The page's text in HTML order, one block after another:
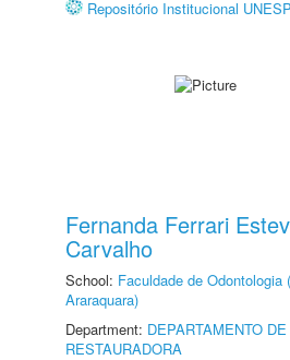
Repositório Institucional UNESP
Fernanda Ferrari
Carvalho
School: Faculdade de Odontologia
Araraquara)
Department: DEPARTAMENTO
RESTAURADORA